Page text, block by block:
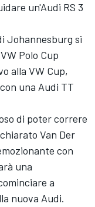
un'Audi RS 3
Johannesburg si
Polo Cup
alla VW Cup,
una Audi TT
di poter correre
Van Der
con
una
a
nuova Audi.